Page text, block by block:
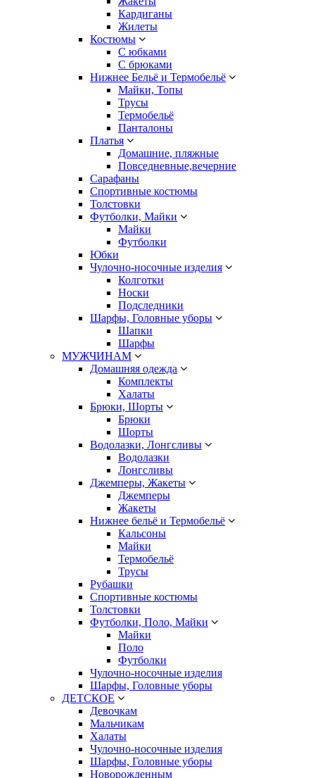
Кардиганы
Жилеты
Костюмы
С юбками
С брюками
Нижнее Бельё и Термобельё
Майки, Топы
Трусы
Термобельё
Панталоны
Платья
Домашние, пляжные
Повседневные,вечерние
Сарафаны
Спортивные костюмы
Толстовки
Футболки, Майки
Майки
Футболки
Юбки
Чулочно-носочные изделия
Колготки
Носки
Подследники
Шарфы, Головные уборы
Шапки
Шарфы
МУЖЧИНАМ
Домашняя одежда
Комплекты
Халаты
Брюки, Шорты
Брюки
Шорты
Водолазки, Лонгсливы
Водолазки
Лонгсливы
Джемперы, Жакеты
Джемперы
Жакеты
Нижнее бельё и Термобельё
Кальсоны
Майки
Термобельё
Трусы
Рубашки
Спортивные костюмы
Толстовки
Футболки, Поло, Майки
Майки
Поло
Футболки
Чулочно-носочные изделия
Шарфы, Головные уборы
ДЕТСКОЕ
Девочкам
Мальчикам
Халаты
Чулочно-носочные изделия
Шарфы, Головные уборы
Новорожденным